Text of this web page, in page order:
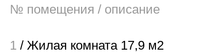
№ помещения / описание
1 / Жилая комната 17,9 м2